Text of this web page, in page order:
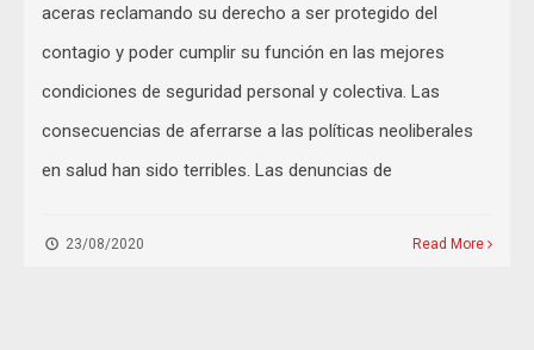
aceras reclamando su derecho a ser protegido del
contagio y poder cumplir su función en las mejores
condiciones de seguridad personal y colectiva. Las
consecuencias de aferrarse a las políticas neoliberales
en salud han sido terribles. Las denuncias de
23/08/2020 Read More